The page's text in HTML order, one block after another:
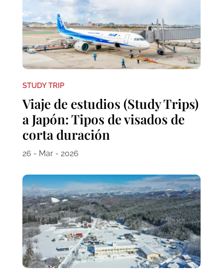
STUDY TRIP
Viaje de estudios (Study Trips)
a Japón: Tipos de visados de
corta duración
26 - Mar - 2026